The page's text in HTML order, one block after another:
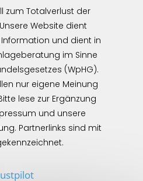
zum Totalverlust der
Website dient
und dient in
im Sinne
(WpHG).
nur eigene Meinung
lese zur Ergänzung
und unsere
Partnerlinks sind mit